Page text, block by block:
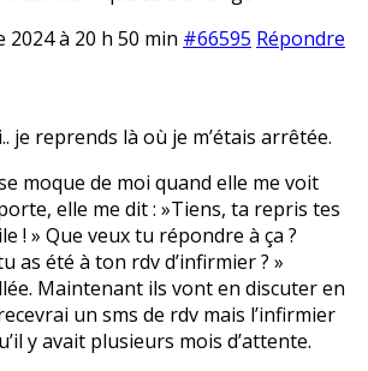
2024 à 20 h 50 min #66595 Répondre
je reprends là où je m’étais arrêtée.
moque de moi quand elle me voit
elle me dit : »Tiens, ta repris tes
! » Que veux tu répondre à ça ?
as été à ton rdv d’infirmier ? »
Maintenant ils vont en discuter en
un sms de rdv mais l’infirmier
y avait plusieurs mois d’attente.